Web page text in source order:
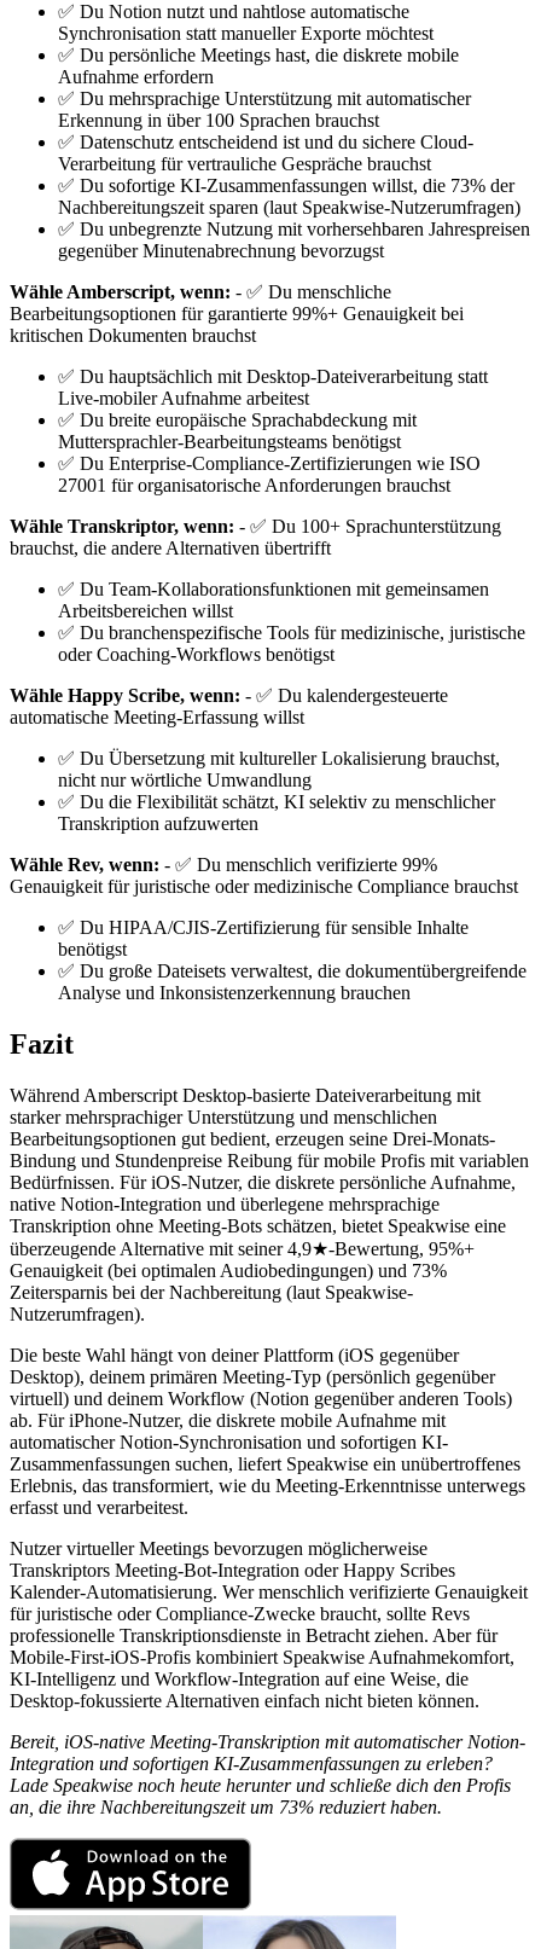
✅ Du Notion nutzt und nahtlose automatische
Synchronisation statt manueller Exporte möchtest
✅ Du persönliche Meetings hast, die diskrete mobile
Aufnahme erfordern
✅ Du mehrsprachige Unterstützung mit automatischer
Erkennung in über 100 Sprachen brauchst
✅ Datenschutz entscheidend ist und du sichere Cloud-
Verarbeitung für vertrauliche Gespräche brauchst
✅ Du sofortige KI-Zusammenfassungen willst, die 73% der
Nachbereitungszeit sparen (laut Speakwise-Nutzerumfragen)
✅ Du unbegrenzte Nutzung mit vorhersehbaren Jahrespreisen
gegenüber Minutenabrechnung bevorzugst
Wähle Amberscript, wenn: - ✅ Du menschliche
Bearbeitungsoptionen für garantierte 99%+ Genauigkeit bei
kritischen Dokumenten brauchst
✅ Du hauptsächlich mit Desktop-Dateiverarbeitung statt
Live-mobiler Aufnahme arbeitest
✅ Du breite europäische Sprachabdeckung mit
Muttersprachler-Bearbeitungsteams benötigst
✅ Du Enterprise-Compliance-Zertifizierungen wie ISO
27001 für organisatorische Anforderungen brauchst
Wähle Transkriptor, wenn: - ✅ Du 100+ Sprachunterstützung
brauchst, die andere Alternativen übertrifft
✅ Du Team-Kollaborationsfunktionen mit gemeinsamen
Arbeitsbereichen willst
✅ Du branchenspezifische Tools für medizinische, juristische
oder Coaching-Workflows benötigst
Wähle Happy Scribe, wenn: - ✅ Du kalendergesteuerte
automatische Meeting-Erfassung willst
✅ Du Übersetzung mit kultureller Lokalisierung brauchst,
nicht nur wörtliche Umwandlung
✅ Du die Flexibilität schätzt, KI selektiv zu menschlicher
Transkription aufzuwerten
Wähle Rev, wenn: - ✅ Du menschlich verifizierte 99%
Genauigkeit für juristische oder medizinische Compliance brauchst
✅ Du HIPAA/CJIS-Zertifizierung für sensible Inhalte
benötigst
✅ Du große Dateisets verwaltest, die dokumentübergreifende
Analyse und Inkonsistenzerkennung brauchen
Fazit
Während Amberscript Desktop-basierte Dateiverarbeitung mit
starker mehrsprachiger Unterstützung und menschlichen
Bearbeitungsoptionen gut bedient, erzeugen seine Drei-Monats-
Bindung und Stundenpreise Reibung für mobile Profis mit variablen
Bedürfnissen. Für iOS-Nutzer, die diskrete persönliche Aufnahme,
native Notion-Integration und überlegene mehrsprachige
Transkription ohne Meeting-Bots schätzen, bietet Speakwise eine
überzeugende Alternative mit seiner 4,9★-Bewertung, 95%+
Genauigkeit (bei optimalen Audiobedingungen) und 73%
Zeitersparnis bei der Nachbereitung (laut Speakwise-
Nutzerumfragen).
Die beste Wahl hängt von deiner Plattform (iOS gegenüber
Desktop), deinem primären Meeting-Typ (persönlich gegenüber
virtuell) und deinem Workflow (Notion gegenüber anderen Tools)
ab. Für iPhone-Nutzer, die diskrete mobile Aufnahme mit
automatischer Notion-Synchronisation und sofortigen KI-
Zusammenfassungen suchen, liefert Speakwise ein unübertroffenes
Erlebnis, das transformiert, wie du Meeting-Erkenntnisse unterwegs
erfasst und verarbeitest.
Nutzer virtueller Meetings bevorzugen möglicherweise
Transkriptors Meeting-Bot-Integration oder Happy Scribes
Kalender-Automatisierung. Wer menschlich verifizierte Genauigkeit
für juristische oder Compliance-Zwecke braucht, sollte Revs
professionelle Transkriptionsdienste in Betracht ziehen. Aber für
Mobile-First-iOS-Profis kombiniert Speakwise Aufnahmekomfort,
KI-Intelligenz und Workflow-Integration auf eine Weise, die
Desktop-fokussierte Alternativen einfach nicht bieten können.
Bereit, iOS-native Meeting-Transkription mit automatischer Notion-
Integration und sofortigen KI-Zusammenfassungen zu erleben?
Lade Speakwise noch heute herunter und schließe dich den Profis
an, die ihre Nachbereitungszeit um 73% reduziert haben.